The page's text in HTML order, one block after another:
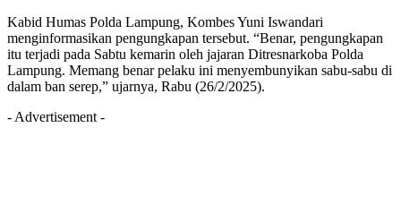
Kabid Humas Polda Lampung, Kombes Yuni Iswandari
menginformasikan pengungkapan tersebut. “Benar, pengungkapan
itu terjadi pada Sabtu kemarin oleh jajaran Ditresnarkoba Polda
Lampung. Memang benar pelaku ini menyembunyikan sabu-sabu di
dalam ban serep,” ujarnya, Rabu (26/2/2025).
- Advertisement -